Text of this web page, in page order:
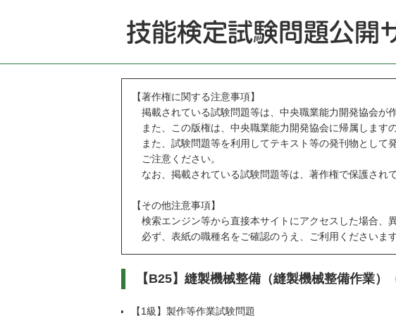
【著作権に関する注意事項】
掲載されている試験問題等は、中央職業能力開発協会が
また、この版権は、中央職業能力開発協会に帰属します
また、試験問題等を利用してテキスト等の発刊物として
ご注意ください。
なお、掲載されている試験問題等は、著作権で保護され
【その他注意事項】
検索エンジン等から直接本サイトにアクセスした場合、
必ず、表紙の職種名をご確認のうえ、ご利用くださいま
【B25】縫製機械整備（縫製機械整備作業）
【1級】製作等作業試験問題